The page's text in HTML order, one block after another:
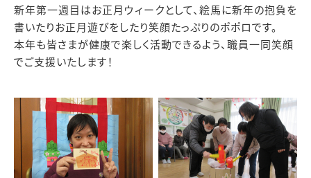
新年第一週目はお正月ウィークとして、絵馬に新年の抱負を
書いたりお正月遊びをしたり笑顔たっぷりのポポロです。
本年も皆さまが健康で楽しく活動できるよう、職員一同笑顔
でご支援いたします！